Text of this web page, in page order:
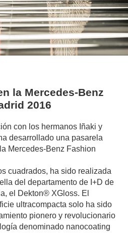
la Mercedes-Benz
2016
con los hermanos Iñaki y
desarrollado una pasarela
Mercedes-Benz Fashion
cuadrados, ha sido realizada
del departamento de I+D de
el Dekton® XGloss. El
ultracompacta solo ha sido
pionero y revolucionario
denominado nanocoating